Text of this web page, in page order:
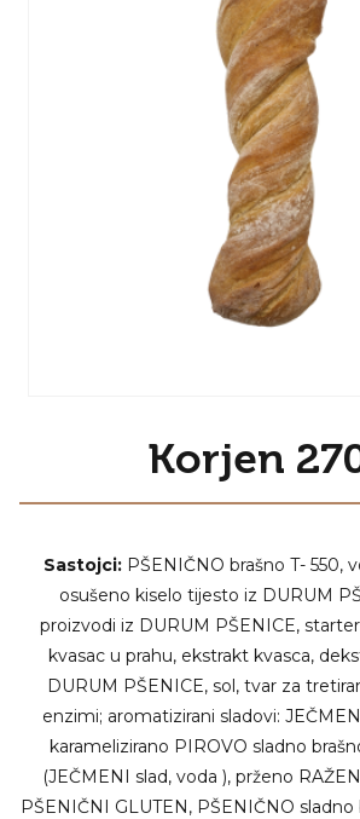
Korjen
Sastojci: PŠENIČNO brašno T- 550,
osušeno kiselo tijesto iz DURUM
proizvodi iz DURUM PŠENICE,
kvasac u prahu, ekstrakt kvasca,
DURUM PŠENICE, sol, tvar za
enzimi; aromatizirani sladovi:
karamelizirano PIROVO sladno
(JEČMENI slad, voda ), prženo
PŠENIČNI GLUTEN, PŠENIČNO